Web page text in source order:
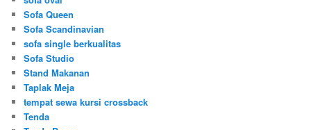
Sofa Queen
Sofa Scandinavian
sofa single berkualitas
Sofa Studio
Stand Makanan
Taplak Meja
tempat sewa kursi crossback
Tenda